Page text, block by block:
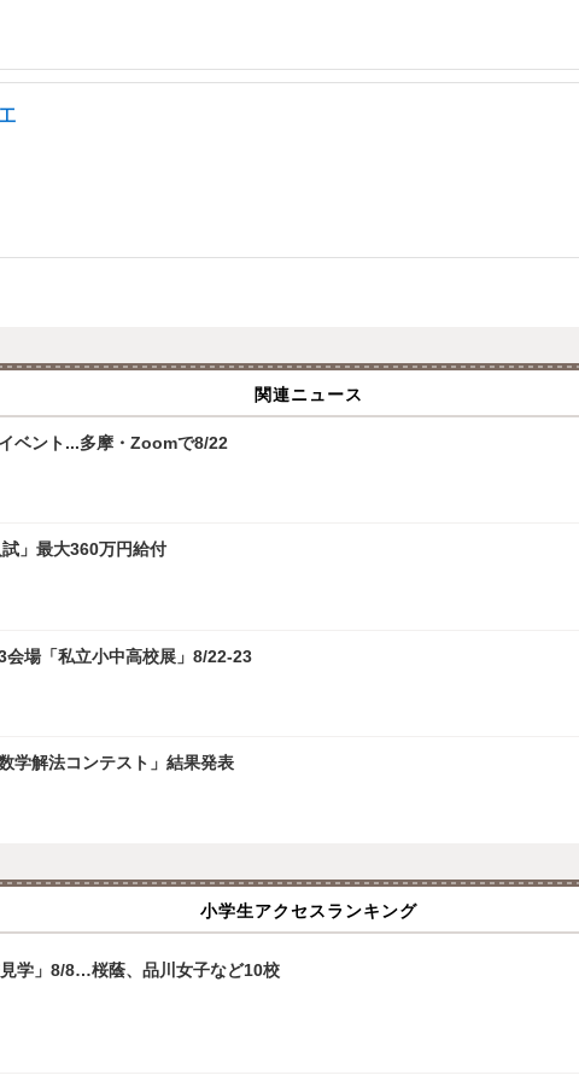
関連ニュース
ベント...多摩・Zoomで8/22
」最大360万円給付
会場「私立小中高校展」8/22-23
学解法コンテスト」結果発表
小学生アクセスランキング
学」8/8…桜蔭、品川女子など10校